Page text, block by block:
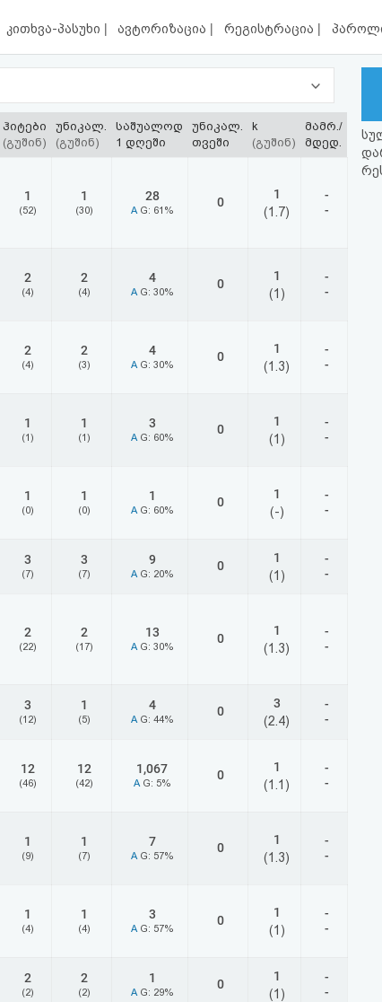
კითხვა-პასუხი | ავტორიზაცია | რეგისტრაცია |
ჰიტები
(გუშინ)
უნიკალ.
(გუშინ)
საშუალოდ
1 დღეში
უნიკალ.
თვეში
k
(გუშინ)
მამრ./
მდედ.
1
(52)
1
(30)
28
A G: 61%
0
1
(1.7)
-
-
2
(4)
2
(4)
4
A G: 30%
0
1
(1)
-
-
2
(4)
2
(3)
4
A G: 30%
0
1
(1.3)
-
-
1
(1)
1
(1)
3
A G: 60%
0
1
(1)
-
-
1
(0)
1
(0)
1
A G: 60%
0
1
(-)
-
-
3
(7)
3
(7)
9
A G: 20%
0
1
(1)
-
-
2
(22)
2
(17)
13
A G: 30%
0
1
(1.3)
-
-
3
(12)
1
(5)
4
A G: 44%
0
3
(2.4)
-
-
12
(46)
12
(42)
1,067
A G: 5%
0
1
(1.1)
-
-
1
(9)
1
(7)
7
A G: 57%
0
1
(1.3)
-
-
1
(4)
1
(4)
3
A G: 57%
0
1
(1)
-
-
2
(2)
2
(2)
1
A G: 29%
0
1
(1)
-
-